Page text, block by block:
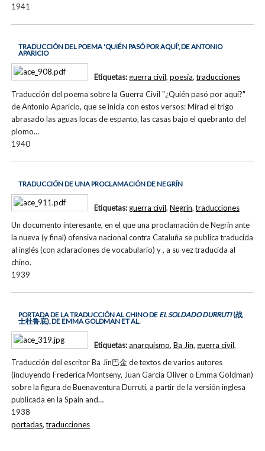
1941
TRADUCCIÓN DEL POEMA 'QUIÉN PASÓ POR AQUÍ', DE ANTONIO
APARICIO
Traducción del poema sobre la Guerra Civil "¿Quién pasó por aquí?"
de Antonio Aparicio, que se inicia con estos versos: Mirad el trigo
abrasado las aguas locas de espanto, las casas bajo el quebranto del
plomo…
1940
Etiquetas: guerra civil, poesía,traducciones
TRADUCCIÓN DE UNA PROCLAMACIÓN DE NEGRÍN
Un documento interesante, en el que una proclamación de Negrín ante
la nueva (y final) ofensiva nacional contra Cataluña se publica traducida
al inglés (con aclaraciones de vocabulario) y , a su vez traducida al
chino.
1939
Etiquetas: guerra civil, Negrín,traducciones
PORTADA DE LA TRADUCCIÓN AL CHINO DE EL SOLDADO DURRUTI(战
士杜鲁底), DE EMMA GOLDMAN ET AL.
Traducción del escritor Ba Jin巴金 de textos de varios autores
(incluyendo Frederica Montseny, Juan García Oliver o Emma Goldman)
sobre la figura de Buenaventura Durruti, a partir de la versión inglesa
publicada en la Spain and…
1938
Etiquetas:anarquismo, Ba Jin, guerra civil,
portadas,traducciones